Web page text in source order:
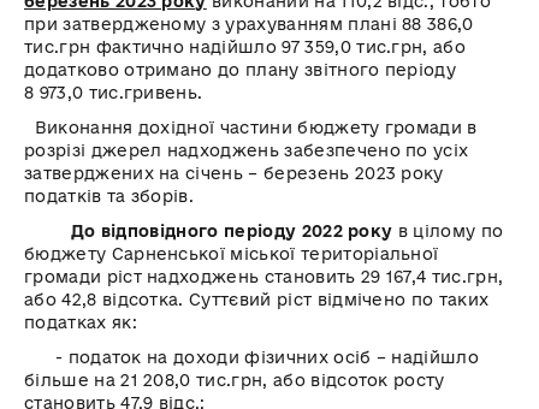
при затвердженому з урахуванням плані 88 386,0
тис.грн фактично надійшло 97 359,0 тис.грн, або
додатково отримано до плану звітного періоду
8 973,0 тис.гривень.
Виконання дохідної частини бюджету громади в
розрізі джерел надходжень забезпечено по усіх
затверджених на січень – березень 2023 року
податків та зборів.
До відповідного періоду 2022 року в цілому по
бюджету Сарненської міської територіальної
громади ріст надходжень становить 29 167,4 тис.грн,
або 42,8 відсотка. Суттєвий ріст відмічено по таких
податках як:
- податок на доходи фізичних осіб – надійшло
більше на 21 208,0 тис.грн, або відсоток росту
становить 47,9 відс.;